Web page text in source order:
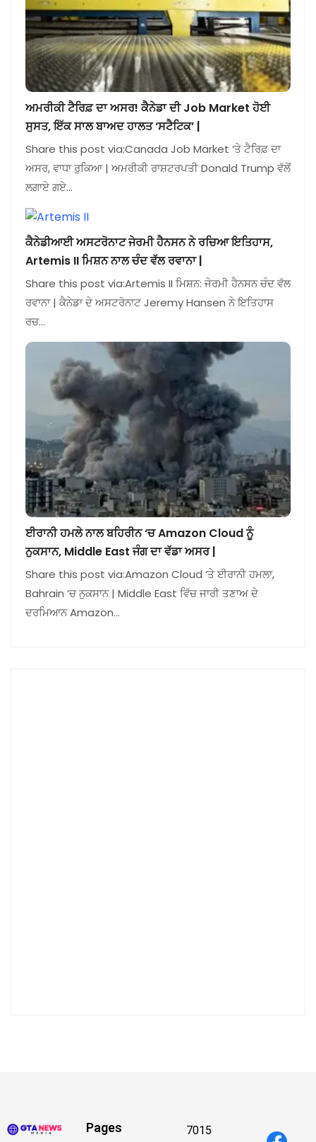
ਅਮਰੀਕੀ ਟੈਰਿਫ਼ ਦਾ ਅਸਰ! ਕੈਨੇਡਾ ਦੀ Job Market ਹੋਈ
ਸੁਸਤ, ਇੱਕ ਸਾਲ ਬਾਅਦ ਹਾਲਤ ‘ਸਟੈਟਿਕ’ |
Share this post via:Canada Job Market ‘ਤੇ ਟੈਰਿਫ਼ ਦਾ
ਅਸਰ, ਵਾਧਾ ਰੁਕਿਆ | ਅਮਰੀਕੀ ਰਾਸ਼ਟਰਪਤੀ Donald Trump ਵੱਲੋਂ
ਲਗਾਏ ਗਏ…
ਕੈਨੇਡੀਆਈ ਅਸਟਰੋਨਾਟ ਜੇਰਮੀ ਹੈਨਸਨ ਨੇ ਰਚਿਆ ਇਤਿਹਾਸ,
Artemis II ਮਿਸ਼ਨ ਨਾਲ ਚੰਦ ਵੱਲ ਰਵਾਨਾ |
Share this post via:Artemis II ਮਿਸ਼ਨ: ਜੇਰਮੀ ਹੈਨਸਨ ਚੰਦ ਵੱਲ
ਰਵਾਨਾ | ਕੈਨੇਡਾ ਦੇ ਅਸਟਰੋਨਾਟ Jeremy Hansen ਨੇ ਇਤਿਹਾਸ
ਰਚ…
ਈਰਾਨੀ ਹਮਲੇ ਨਾਲ ਬਹਿਰੀਨ ‘ਚ Amazon Cloud ਨੂੰ
ਨੁਕਸਾਨ, Middle East ਜੰਗ ਦਾ ਵੱਡਾ ਅਸਰ |
Share this post via:Amazon Cloud ‘ਤੇ ਈਰਾਨੀ ਹਮਲਾ,
Bahrain ‘ਚ ਨੁਕਸਾਨ | Middle East ਵਿੱਚ ਜਾਰੀ ਤਣਾਅ ਦੇ
ਦਰਮਿਆਨ Amazon…
Pages
7015